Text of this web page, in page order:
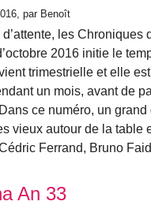
, par Benoît
les Chroniques
2016 initie le
trimestrielle et elle
un mois, avant de
ce numéro, un
vieux autour de la table
Ferrand, Bruno
An 33